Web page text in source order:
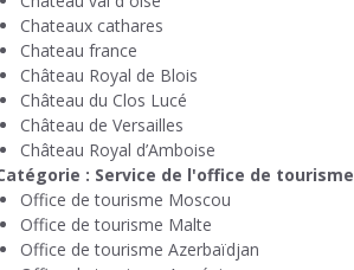
Chateaux cathares
Chateau france
Château Royal de Blois
Château du Clos Lucé
Château de Versailles
Château Royal d’Amboise
: Service de l'office de tourisme
Office de tourisme Moscou
Office de tourisme Malte
Office de tourisme Azerbaïdjan